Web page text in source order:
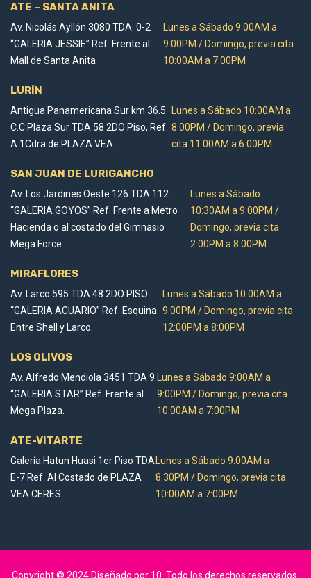
ATE – SANTA ANITA
Av. Nicolás Ayllón 3080 TDA. 0-2
“GALERIA JESSIE” Ref. Frente al
Mall de Santa Anita
Lunes a Sábado 9:00AM a
9:00PM / Domingo, previa cita
10:00AM a 7:00PM
LURÍN
Antigua Panamericana Sur km 36.5
C.C Plaza Sur TDA 58 2DO Piso, Ref.
A 1Cdra de PLAZA VEA
Lunes a Sábado 10:00AM a
8:00PM / Domingo, previa
cita 11:00AM a 6:00PM
SAN JUAN DE LURIGANCHO
Av. Los Jardines Oeste 126 TDA 112
“GALERIA GOYOS” Ref. Frente a Metro
Hacienda o al costado del Gimnasio
Mega Force.
Lunes a Sábado
10:30AM a 9:00PM /
Domingo, previa cita
2:00PM a 8:00PM
MIRAFLORES
Av. Larco 595 TDA 48 2DO PISO
“GALERIA ACUARIO” Ref. Esquina
Entre Shell y Larco.
Lunes a Sábado 10:00AM a
9:00PM / Domingo, previa cita
12:00PM a 8:00PM
LOS OLIVOS
Av. Alfredo Mendiola 3451 TDA 9
“GALERIA STAR” Ref. Frente al
Mega Plaza.
Lunes a Sábado 9:00AM a
9:00PM / Domingo, previa cita
10:00AM a 7:00PM
ATE-VITARTE
Galería Hatun Huasi 1er Piso TDA
E-7 Ref. Al Costado de PLAZA
VEA CERES
Lunes a Sábado 9:00AM a
8:30PM / Domingo, previa cita
10:00AM a 7:00PM
Copyright © 2024 Diseñado por 10 . Todo los derechos reservados.